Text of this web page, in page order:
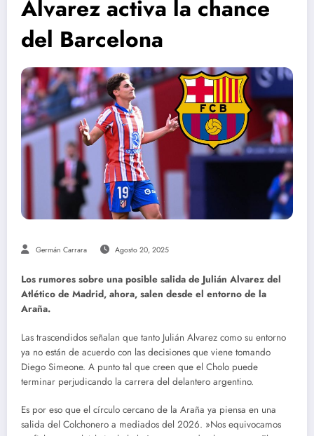
Alvarez activa la chance
del Barcelona
Germán Carrara Agosto 20, 2025
Los rumores sobre una posible salida de Julián Alvarez del
Atlético de Madrid, ahora, salen desde el entorno de la
Araña.
Las trascendidos señalan que tanto Julián Alvarez como su entorno
ya no están de acuerdo con las decisiones que viene tomando
Diego Simeone. A punto tal que creen que el Cholo puede
terminar perjudicando la carrera del delantero argentino.
Es por eso que el círculo cercano de la Araña ya piensa en una
salida del Colchonero a mediados del 2026. »Nos equivocamos